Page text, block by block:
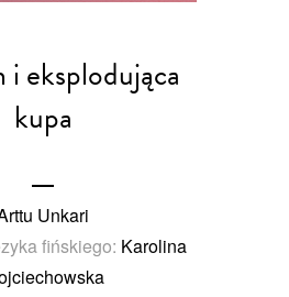
i eksplodująca
kupa
Unkari
fińskiego: Karolina